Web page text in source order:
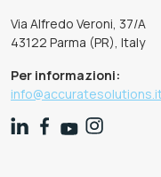
Via Alfredo Veroni, 37/A
43122 Parma (PR), Italy
Per informazioni: